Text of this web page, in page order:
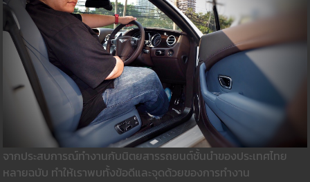
จากประสบการณ์ทำงานกับนิตยสารรถยนต์ชั้นนำของประเทศไทย
หลายฉบับ ทำให้เราพบทั้งข้อดีและจุดด้วยของการทำงาน